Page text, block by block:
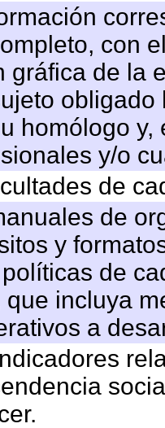
con
gráfica de la
homólogo
y/o
de
de
y
de
incluya
a